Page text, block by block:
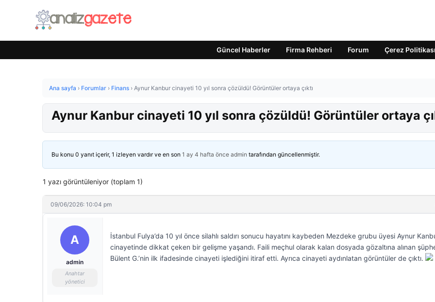
Güncel Haberler Firma Rehberi Forum Çerez Politikası
Ana sayfa › Forumlar › Finans › Aynur Kanbur cinayeti 10 yıl sonra çözüldü! Görüntüler ortaya çıktı
Aynur Kanbur cinayeti 10 yıl sonra çözüldü! Görüntüler ortaya
Bu konu 0 yanıt içerir, 1 izleyen vardır ve en son 1 ay 4 hafta önce admin tarafından güncellenmiştir.
1 yazı görüntüleniyor (toplam 1)
09/06/2026: 10:04 pm
A
admin
Anahtar
yönetici
İstanbul Fulya’da 10 yıl önce silahlı saldırı sonucu hayatını kaybeden Mezdeke grubu üyesi Aynur
cinayetinde dikkat çeken bir gelişme yaşandı. Faili meçhul olarak kalan dosyada gözaltına alınan
Bülent G.’nin ilk ifadesinde cinayeti işlediğini itiraf etti. Ayrıca cinayeti aydınlatan görüntüler de çıktı.